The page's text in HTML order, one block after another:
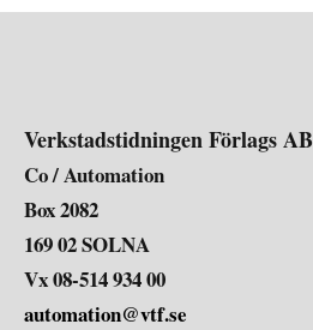
Verkstadstidningen Förlags AB
Co / Automation
Box 2082
169 02 SOLNA
Vx 08-514 934 00
automation@vtf.se